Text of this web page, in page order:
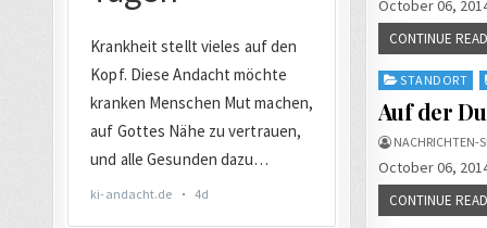
October 06,
CONTINUE
Posted
in
STANDORT
Auf der
NACHRICHTEN-
October 06,
CONTINUE